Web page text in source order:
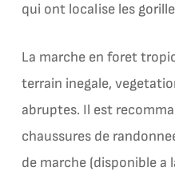
qui ont localise les
La marche en foret
terrain inegale,
abruptes. Il est
chaussures de
de marche (disponible a